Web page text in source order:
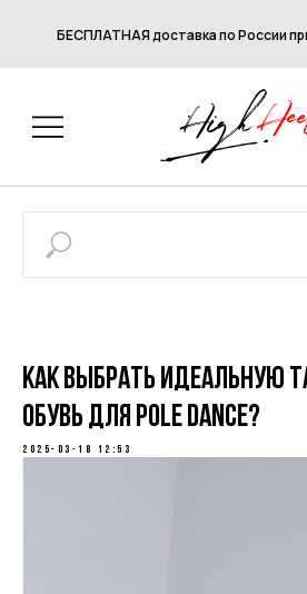
БЕСПЛАТНАЯ доставка по России
Как выбрать идеальную
обувь для pole dance?
2025-03-18 12:53